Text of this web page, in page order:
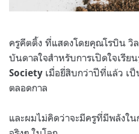
ครูคีตติ้ง ที่แสดงโดยคุณโรบิน วิ
บันดาลใจสำหรับการเปิดใจเรียน
Society เมื่อยี่สิบกว่าปีที่แล้ว เ
ตลอดกาล
และผมไม่คิดว่าจะมีครูที่มีพลังใ